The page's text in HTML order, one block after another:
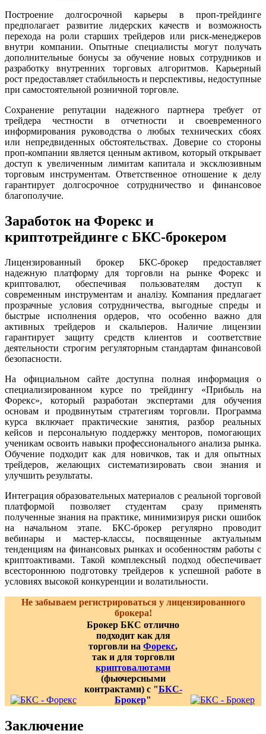
Построение долгосрочной карьеры в проп-трейдинге
предполагает развитие лидерских качеств и возможность
перехода на роли старших трейдеров или риск-менеджеров
внутри компании. Опытные специалисты могут получать
дополнительные бонусы за обучение новых сотрудников и
разработку внутренних торговых алгоритмов. Карьерный
рост предоставляет стабильность и перспективы, недоступные
при самостоятельной розничной торговле.
Сохранение репутации надежного партнера требует от
трейдера честности в отчетности и своевременного
информирования руководства о любых технических сбоях
или непредвиденных обстоятельствах. Доверие со стороны
проп-компании является ценным активом, который открывает
доступ к увеличенным лимитам капитала и эксклюзивным
торговым инструментам. Ответственное отношение к делу
гарантирует долгосрочное сотрудничество и финансовое
благополучие.
Заработок на Форекс и
криптотрейдинге с БКС-брокером
Лицензированный брокер БКС-брокер предоставляет
надежную платформу для торговли на рынке Форекс и
криптовалют, обеспечивая пользователям доступ к
современным инструментам и аналізу. Компания предлагает
прозрачные условия сотрудничества, выгодные спреды и
быстрые исполнения ордеров, что особенно важно для
активных трейдеров и скальперов. Наличие лицензии
гарантирует защиту средств клиентов и соответствие
деятельности строгим регуляторным стандартам финансовой
безопасности.
На официальном сайте доступна полная информация о
специализированном курсе по трейдингу «Прибыль на
Форекс», который разработан экспертами для обучения
основам и продвинутым стратегиям торговли. Программа
курса включает практические занятия, разбор реальных
кейсов и персональную поддержку менторов, помогающих
ученикам освоить навыки профессионального анализа рынка.
Обучение подходит как для новичков, так и для опытных
трейдеров, желающих систематизировать свои знания и
улучшить результаты.
Интеграция образовательных материалов с реальной торговой
платформой позволяет студентам сразу применять
полученные знания на практике, минимизируя риски ошибок
на начальном этапе. БКС-брокер регулярно проводит
вебинары и мастер-классы, посвященные актуальным
тенденциям на финансовых рынках и особенностям работы с
криптоактивами. Такой комплексный подход обеспечивает
всестороннюю подготовку трейдеров к успешной работе в
условиях высокой конкуренции и волатильности.
Не забываем регистрироваться у лицензированного
брокера!
Брокер БКС отлично
подходит как для
торговли на Форекс,
так и для торговли
криптовалютами
(фьючерсными
контрактами) с "БКС-
Брокер"
Заключение